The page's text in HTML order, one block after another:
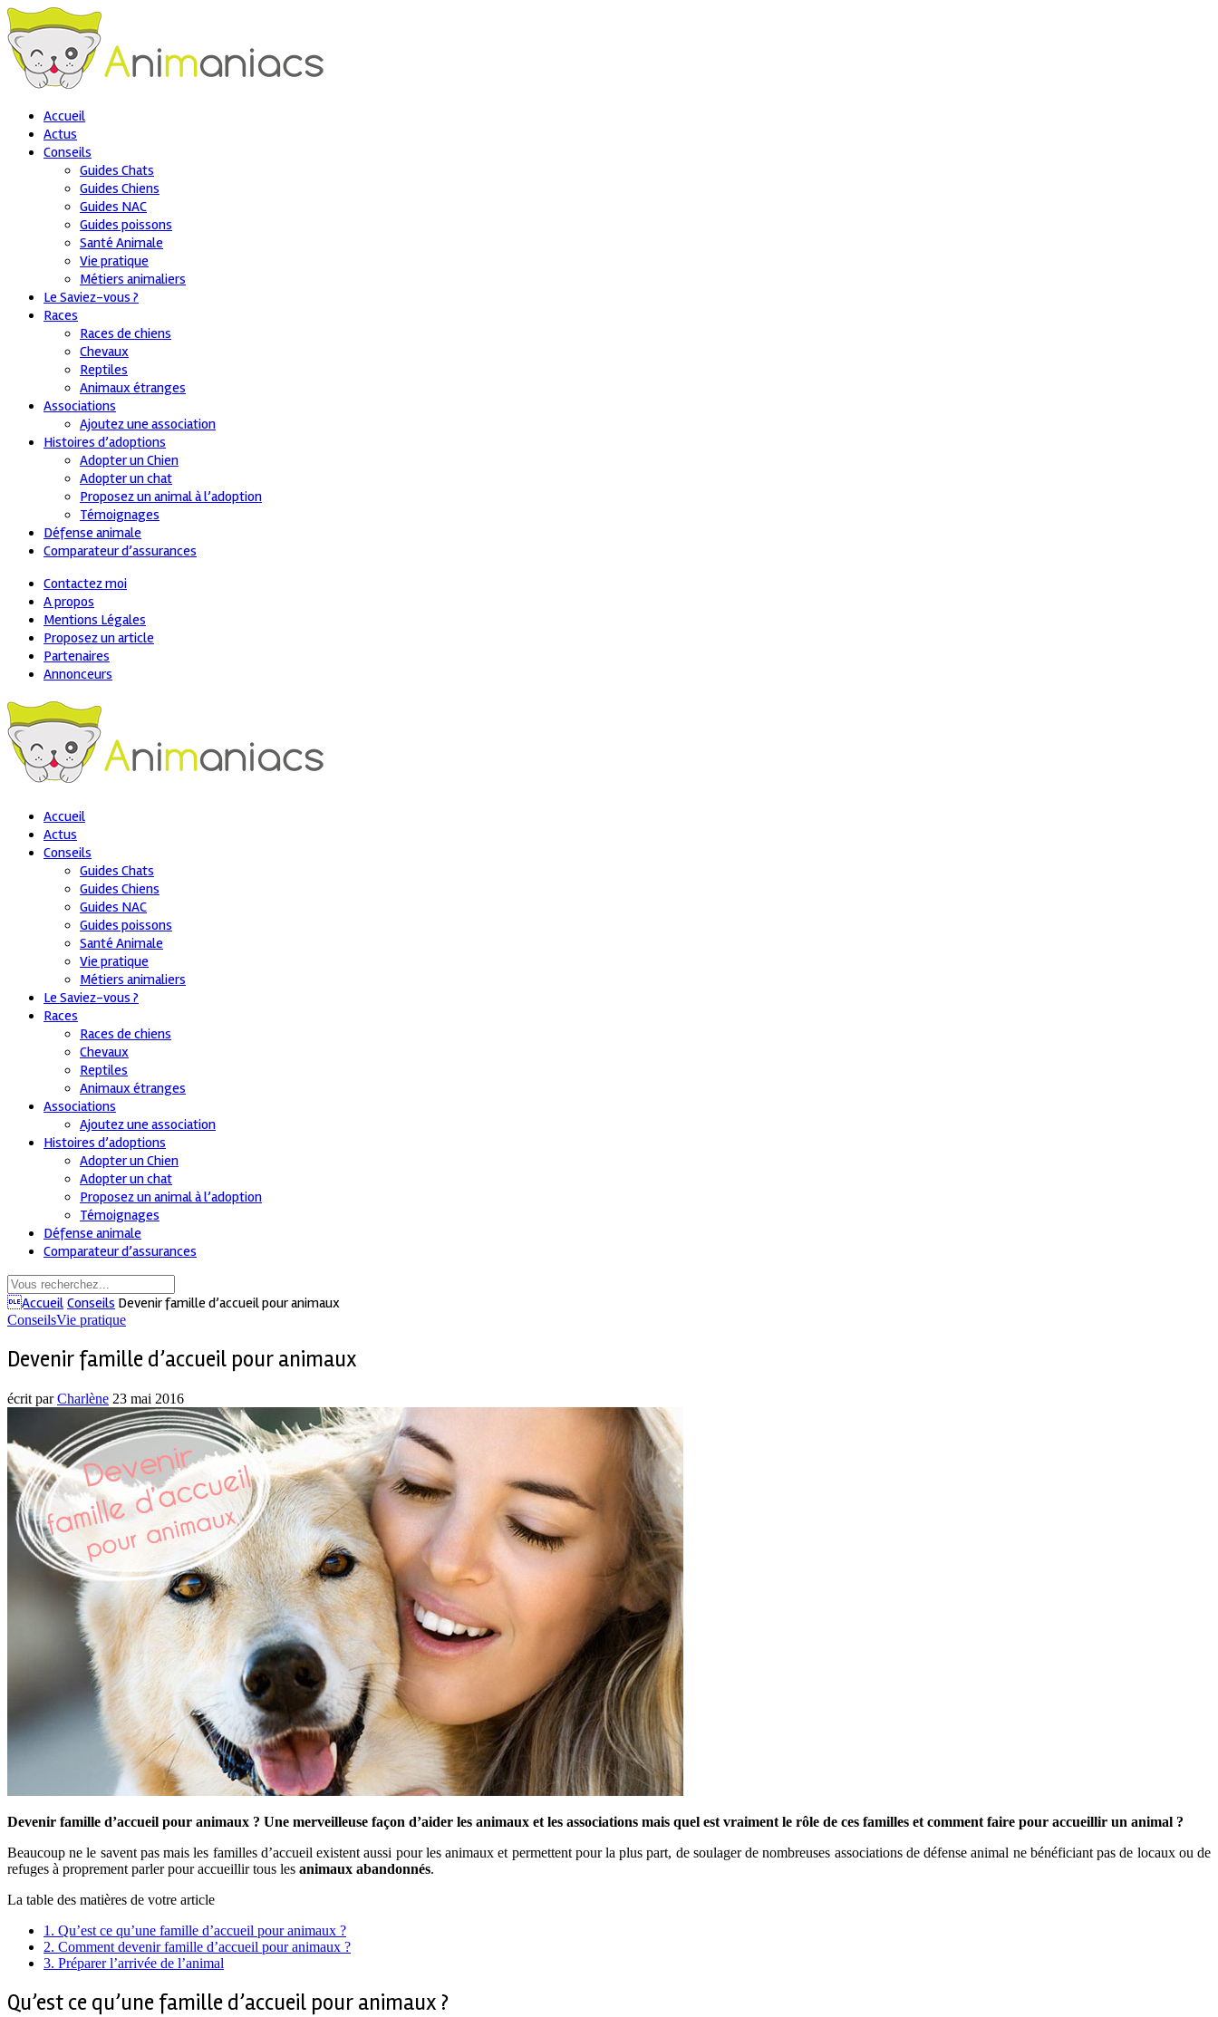
Accueil
Actus
Conseils
Guides Chats
Guides Chiens
Guides NAC
Guides poissons
Santé Animale
Vie pratique
Métiers animaliers
Le Saviez-vous ?
Races
Races de chiens
Chevaux
Reptiles
Animaux étranges
Associations
Ajoutez une association
Histoires d’adoptions
Adopter un Chien
Adopter un chat
Proposez un animal à l’adoption
Témoignages
Défense animale
Comparateur d’assurances
Contactez moi
A propos
Mentions Légales
Proposez un article
Partenaires
Annonceurs
Accueil
Actus
Conseils
Guides Chats
Guides Chiens
Guides NAC
Guides poissons
Santé Animale
Vie pratique
Métiers animaliers
Le Saviez-vous ?
Races
Races de chiens
Chevaux
Reptiles
Animaux étranges
Associations
Ajoutez une association
Histoires d’adoptions
Adopter un Chien
Adopter un chat
Proposez un animal à l’adoption
Témoignages
Défense animale
Comparateur d’assurances
Accueil Conseils Devenir famille d’accueil pour animaux
ConseilsVie pratique
Devenir famille d’accueil pour animaux
écrit parCharlène 23 mai 2016
Devenir famille d’accueil pour animaux ? Une merveilleuse façon d’aider les animaux et les associations mais quel est vraiment le rôle de ces familles et comment faire pour accueillir un animal ?
Beaucoup ne le savent pas mais les familles d’accueil existent aussi pour les animaux et permettent pour la plus part, de soulager de nombreuses associations de défense animal ne bénéficiant pas de locaux ou de
refuges à proprement parler pour accueillir tous les animaux abandonnés.
La table des matières de votre article
1. Qu’est ce qu’une famille d’accueil pour animaux ?
2. Comment devenir famille d’accueil pour animaux ?
3. Préparer l’arrivée de l’animal
Qu’est ce qu’une famille d’accueil pour animaux ?